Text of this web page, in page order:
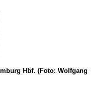
Hbf. (Foto: Wolfgang